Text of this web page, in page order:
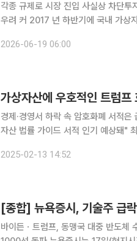
각종 규제로 시장 진입 사실상 차단
우려 커 2017 년 하반기에 국내 가상자산 시장이 급격히 과열되는 양상을 보였다. 정부는 그해 12
30일 ‘가상통화 관련 자금세탁방지 가
2026-06-19 06:00
가상자산에 우호적인 트럼
경제·경영서 하락 속 암호화폐 서적
자산 법률 가이드 서적 인기 예상돼" 최근 경제·경영 서적 판매가 하락세를 보이는 가운데, ‘코인’ 관
미국 대통령의 당선이 영향을 미쳤다
2025-02-13 14:52
바이든ㆍ트럼프, 동맹국 대중 반도체